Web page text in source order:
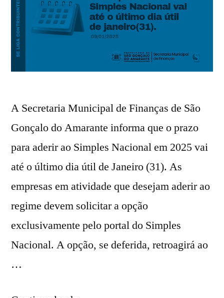
A Secretaria Municipal de Finanças de São
Gonçalo do Amarante informa que o prazo
para aderir ao Simples Nacional em 2025 vai
até o último dia útil de Janeiro (31). As
empresas em atividade que desejam aderir ao
regime devem solicitar a opção
exclusivamente pelo portal do Simples
Nacional. A opção, se deferida, retroagirá ao
…